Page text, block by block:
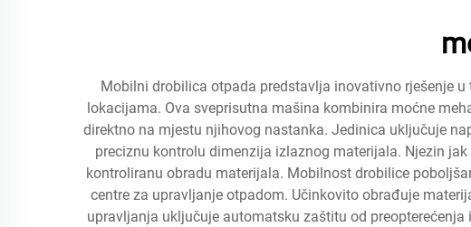
Mobilni drobilica otpada predstavlja inovativno rješenje
lokacijama. Ova sveprisutna mašina kombinira moćne
direktno na mjestu njihovog nastanka. Jedinica uključuje
preciznu kontrolu dimenzija izlaznog materijala. Njezin
kontroliranu obradu materijala. Mobilnost drobilice
centre za upravljanje otpadom. Učinkovito obrađuje
upravljanja uključuje automatsku zaštitu od